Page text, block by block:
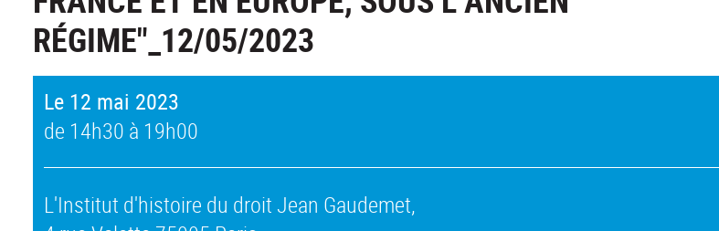
RÉGIME"_12/05/2023
Le 12 mai 2023
de 14h30 à 19h00
L'Institut d'histoire du droit Jean Gaudemet,